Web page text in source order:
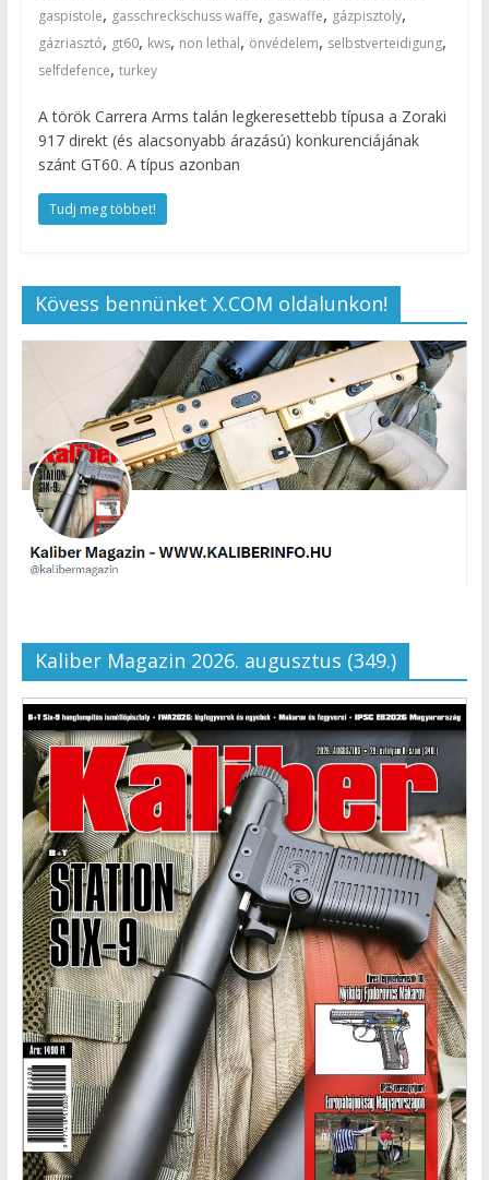
gaspistole, gasschreckschuss waffe, gaswaffe, gázpisztoly,
gázriasztó, gt60, kws, non lethal, önvédelem, selbstverteidigung,
selfdefence, turkey
A török Carrera Arms talán legkeresettebb típusa a Zoraki
917 direkt (és alacsonyabb árazású) konkurenciájának
szánt GT60. A típus azonban
Tudj meg többet!
Kövess bennünket X.COM oldalunkon!
Kaliber Magazin 2026. augusztus (349.)